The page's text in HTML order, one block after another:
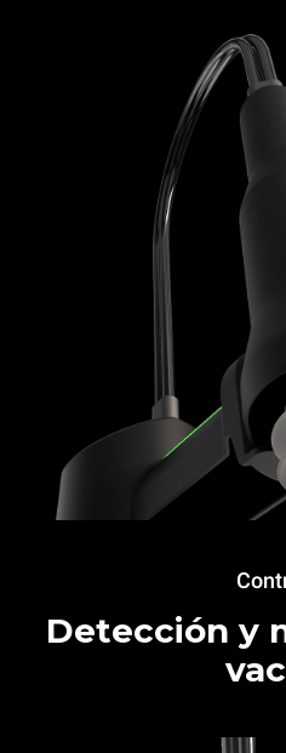
Detección y